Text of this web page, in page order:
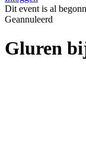
Dit event is al
Geannuleerd
Gluren